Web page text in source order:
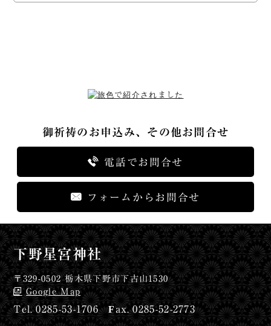
御祈祷のお申込み、その他お問合せ
電話でお問合せ
フォームからお問合せ
下野星宮神社
〒329-0502 栃木県下野市下古山1530
Google Map
0285-53-1706 0285-52-2773